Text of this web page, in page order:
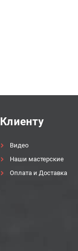
Клиенту
Видео
Наши мастерские
Оплата и Доставка